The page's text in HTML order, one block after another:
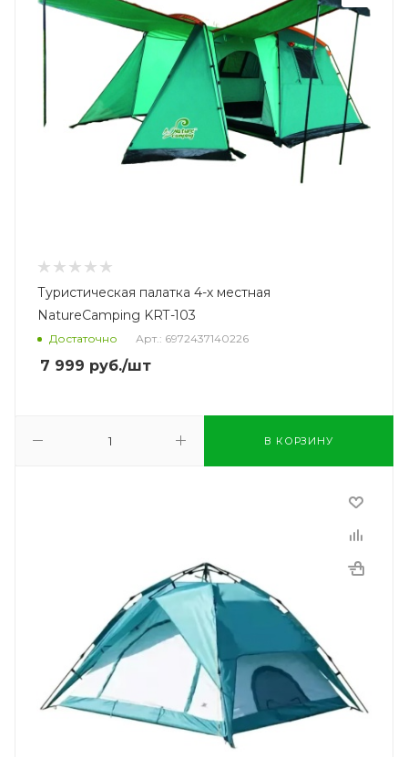
Туристическая палатка 4-х местная
NatureCamping KRT-103
Достаточно Арт.: 6972437140226
7 999 руб./шт
В КОРЗИНУ